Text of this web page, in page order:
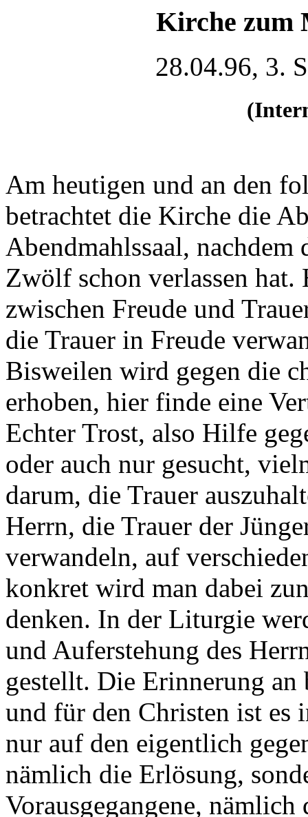
Kirche zum
28.04.96, 3.
Am heutigen und an den
betrachtet die Kirche die
Abendmahlssaal, nachdem
Zwölf schon verlassen hat.
zwischen Freude und
die Trauer in Freude
Bisweilen wird gegen die
erhoben, hier finde eine
Echter Trost, also Hilfe
oder auch nur gesucht,
darum, die Trauer
Herrn, die Trauer der
verwandeln, auf
konkret wird man dabei
denken. In der Liturgie
und Auferstehung des
gestellt. Die Erinnerung an
und für den Christen ist es
nur auf den eigentlich
nämlich die Erlösung,
Vorausgegangene,